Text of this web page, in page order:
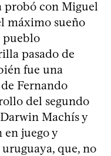
probó con Miguel
máximo sueño
pueblo
pasado de
fue una
Fernando
del segundo
Machís y
en juego y
que, no